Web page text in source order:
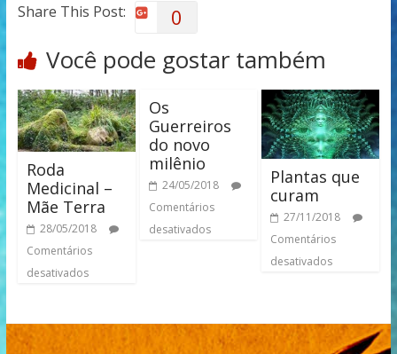
Share This Post: 0
Você pode gostar também
Roda
Medicinal –
Mãe Terra
28/05/2018
Comentários
desativados
Os
Guerreiros
do novo
milênio
24/05/2018
Comentários
desativados
Plantas que
curam
27/11/2018
Comentários
desativados